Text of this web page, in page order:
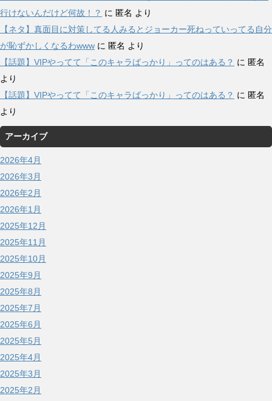
行けないんだけど何故！？ に 匿名 より
【ネタ】真面目に対策してる人みるとジョーカー死ねっていってる自分
が恥ずかしくなるわwww に 匿名 より
【話題】VIPやってて「このキャラばっかり」ってのはある？ に 匿名
より
【話題】VIPやってて「このキャラばっかり」ってのはある？ に 匿名
より
アーカイブ
2026年4月
2026年3月
2026年2月
2026年1月
2025年12月
2025年11月
2025年10月
2025年9月
2025年8月
2025年7月
2025年6月
2025年5月
2025年4月
2025年3月
2025年2月